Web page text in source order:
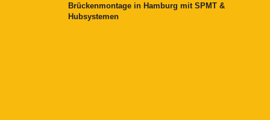
Brückenmontage in Hamburg mit SPMT &
Hubsystemen